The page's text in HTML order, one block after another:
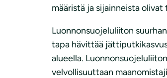
määristä ja sijainneista olivat
Luonnonsuojeluliiton
tapa hävittää
alueella.
velvollisuuttaan